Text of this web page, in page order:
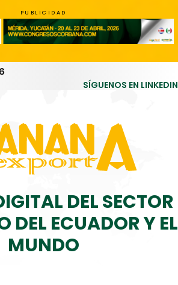
PUBLICIDAD
SÍGUENOS EN LINKEDIN
DEL SECTOR
DEL ECUADOR Y EL
MUNDO